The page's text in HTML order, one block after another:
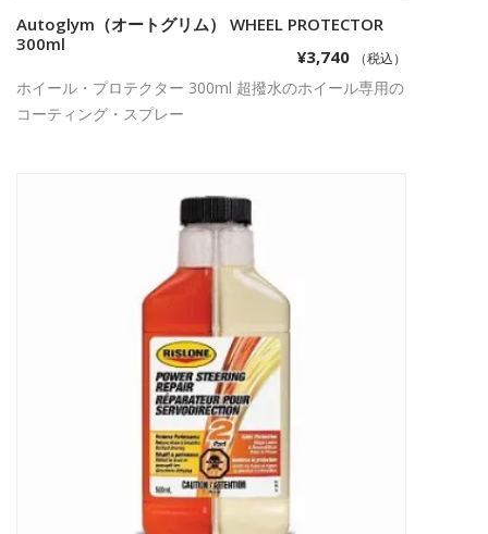
お買い物カゴに追加
Autoglym（オートグリム） WHEEL PROTECTOR
300ml
¥3,740 （税込）
ホイール・プロテクター 300ml 超撥水のホイール専用の
コーティング・スプレー